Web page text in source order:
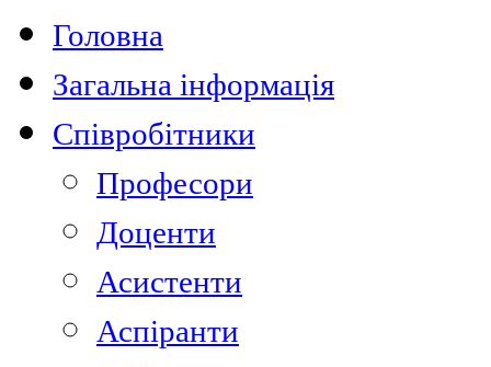
Головна
Загальна інформація
Співробітники
Професори
Доценти
Асистенти
Аспіранти